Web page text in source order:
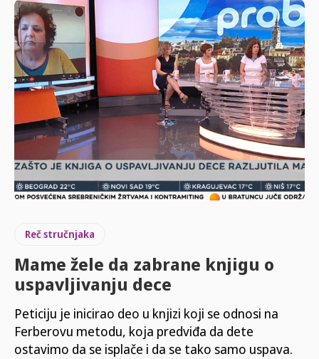
Reč stručnjaka
Mame žele da zabrane knjigu o
uspavljivanju dece
Peticiju je inicirao deo u knjizi koji se odnosi na
Ferberovu metodu, koja predviđa da dete
ostavimo da se isplače i da se tako samo uspava.